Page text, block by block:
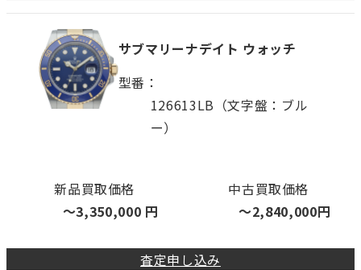
サブマリーナデイト ウォッチ
型番
126613LB（文字盤：ブル
ー）
新品買取価格
〜3,350,000 円
中古買取価格
〜2,840,000円
査定申し込み